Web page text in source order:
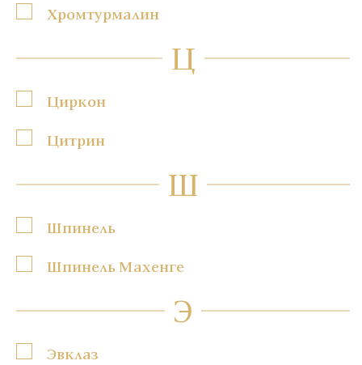
Хромтурмалин
Ц
Циркон
Цитрин
Ш
Шпинель
Шпинель Махенге
Э
Эвклаз